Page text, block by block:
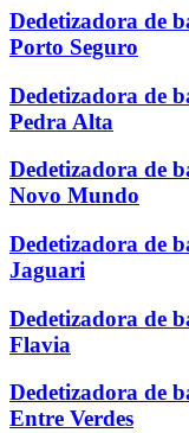
Dedetizadora de
Porto Seguro
Dedetizadora de
Pedra Alta
Dedetizadora de
Novo Mundo
Dedetizadora de
Jaguari
Dedetizadora de
Flavia
Dedetizadora de
Entre Verdes